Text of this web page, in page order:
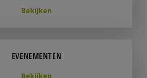
Bekijken
EVENEMENTEN
Bekijken